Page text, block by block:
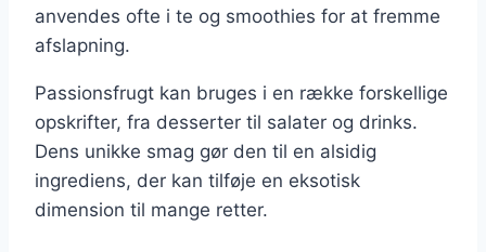
anvendes ofte i te og smoothies for at fremme
afslapning.
Passionsfrugt kan bruges i en række forskellige
opskrifter, fra desserter til salater og drinks.
Dens unikke smag gør den til en alsidig
ingrediens, der kan tilføje en eksotisk
dimension til mange retter.